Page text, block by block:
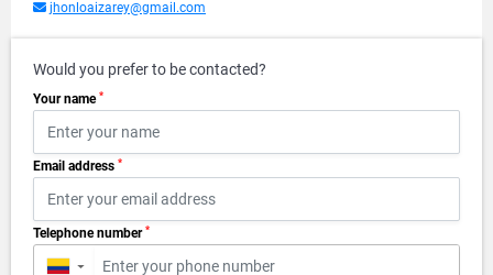
jhonloaizarey@gmail.com
Would you prefer to be contacted?
Your name *
Email address *
Telephone number *
▼